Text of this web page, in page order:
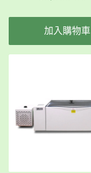
加入購物車